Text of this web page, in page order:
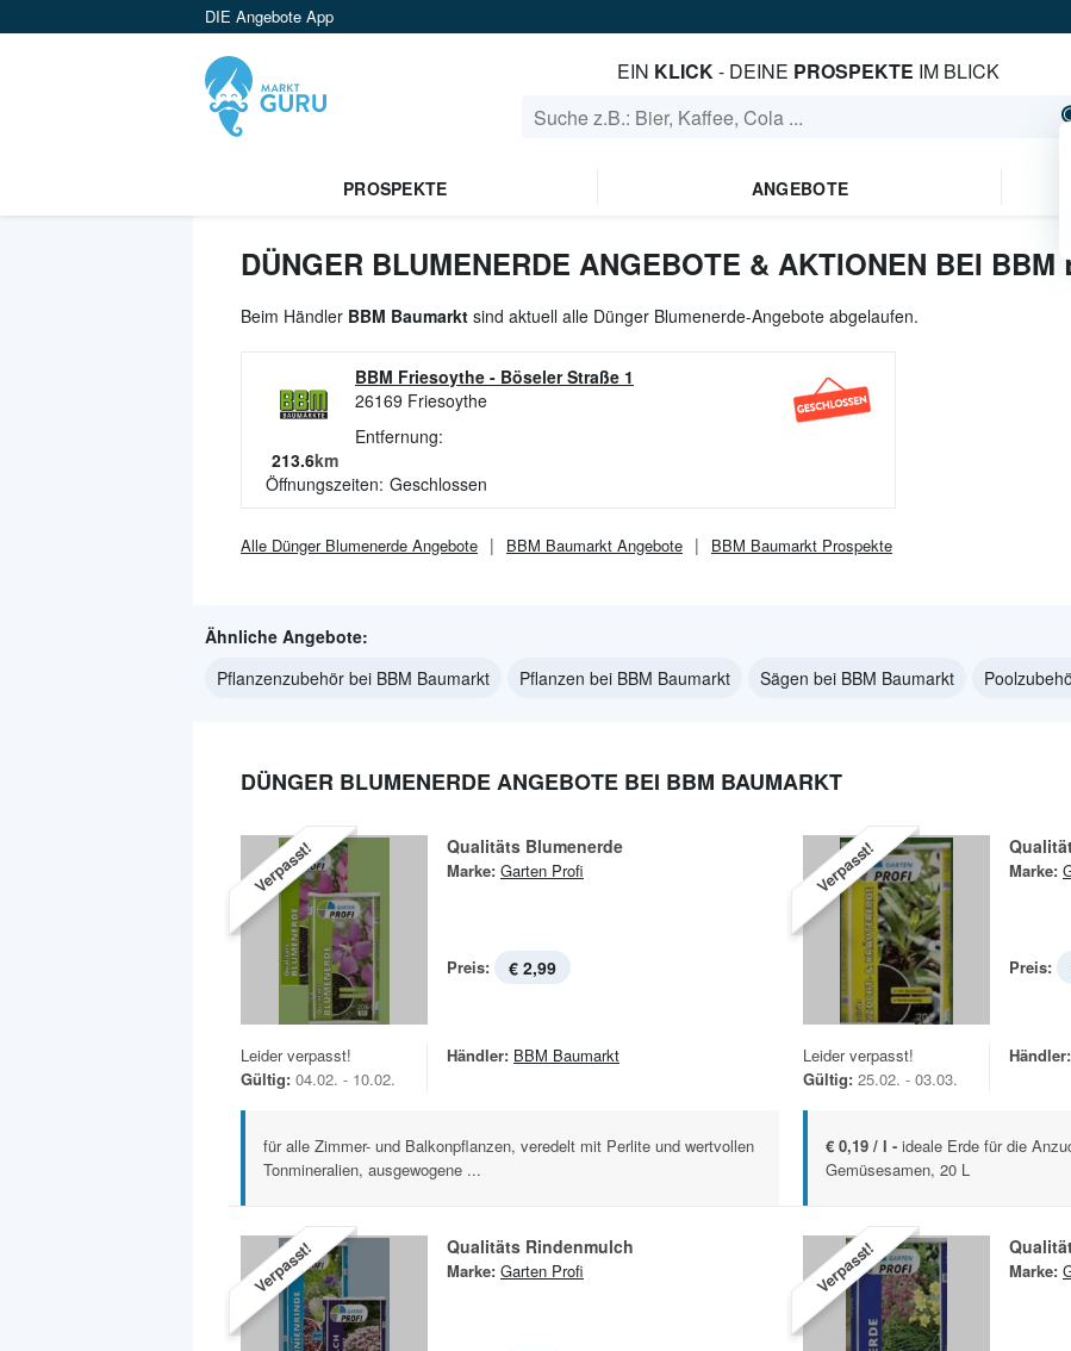
DIE Angebote App
EIN KLICK- DEINE PROSPEKTE IM BLICK
PROSPEKTE ANGEBOTE
DÜNGER BLUMENERDE ANGEBOTE & AKTIONEN BEI BBM
Beim Händler BBM Baumarkt sind aktuell alle Dünger Blumenerde-Angebote abgelaufen.
BBM Friesoythe - Böseler Straße 1
26169 Friesoythe
Entfernung:
213.6km
Öffnungszeiten: Geschlossen
Alle Dünger Blumenerde Angebote BBM Baumarkt Angebote BBM Baumarkt Prospekte
Ähnliche Angebote:
Pflanzenzubehör bei BBM Baumarkt
Pflanzen bei BBM Baumarkt Sägen bei BBM Baumarkt
DÜNGER BLUMENERDE ANGEBOTE BEI BBM BAUMARKT
Verpasst! Qualitäts Blumenerde
Marke: Garten Profi
Preis: € 2,99
Leider verpasst!
Gültig: 04.02. - 10.02.
Händler: BBM Baumarkt
für alle Zimmer- und Balkonpflanzen, veredelt mit Perlite und wertvollen
Tonmineralien, ausgewogene ...
Verpasst! Marke:
Preis:
Leider verpasst!
Gültig: 25.02. - 03.03.
Händler:
€ 0,19 / l - ideale Erde für die
Gemüsesamen, 20 L
Verpasst! Qualitäts Rindenmulch
Marke: Garten Profi Verpasst! Marke: